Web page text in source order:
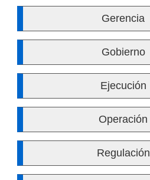
Gerencia
Gobierno
Ejecución
Operación
Regulación